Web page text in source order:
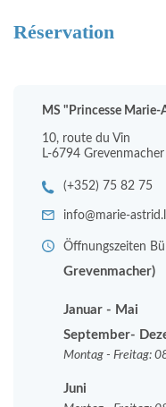
Réservation
MS "Princesse Marie-
10, route du Vin
L-6794 Grevenmacher
(+352) 75 82 75
info@marie-
Öffnungszeiten
Grevenmacher)
Januar - Mai
September-
Montag - Freitag:
Juni